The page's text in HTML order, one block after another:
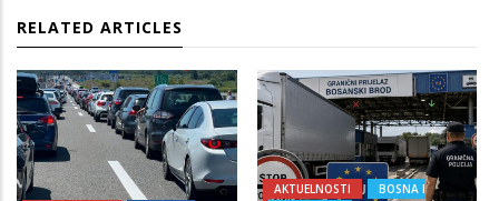
RELATED ARTICLES
AKTUELNOSTI
BOSNA I